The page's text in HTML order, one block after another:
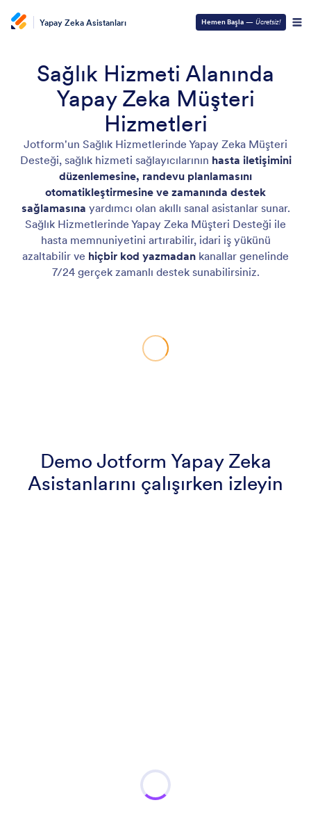
Yapay Zeka Asistanları Hemen Başla — Ücretsiz!
Sağlık Hizmeti Alanında
Yapay Zeka Müşteri
Hizmetleri
Jotform'un Sağlık Hizmetlerinde Yapay Zeka Müşteri
Desteği, sağlık hizmeti sağlayıcılarının hasta iletişimini
düzenlemesine, randevu planlamasını
otomatikleştirmesine ve zamanında destek
sağlamasına yardımcı olan akıllı sanal asistanlar sunar.
Sağlık Hizmetlerinde Yapay Zeka Müşteri Desteği ile
hasta memnuniyetini artırabilir, idari iş yükünü
azaltabilir ve hiçbir kod yazmadan kanallar genelinde
7/24 gerçek zamanlı destek sunabilirsiniz.
Demo Jotform Yapay Zeka
Asistanlarını çalışırken izleyin